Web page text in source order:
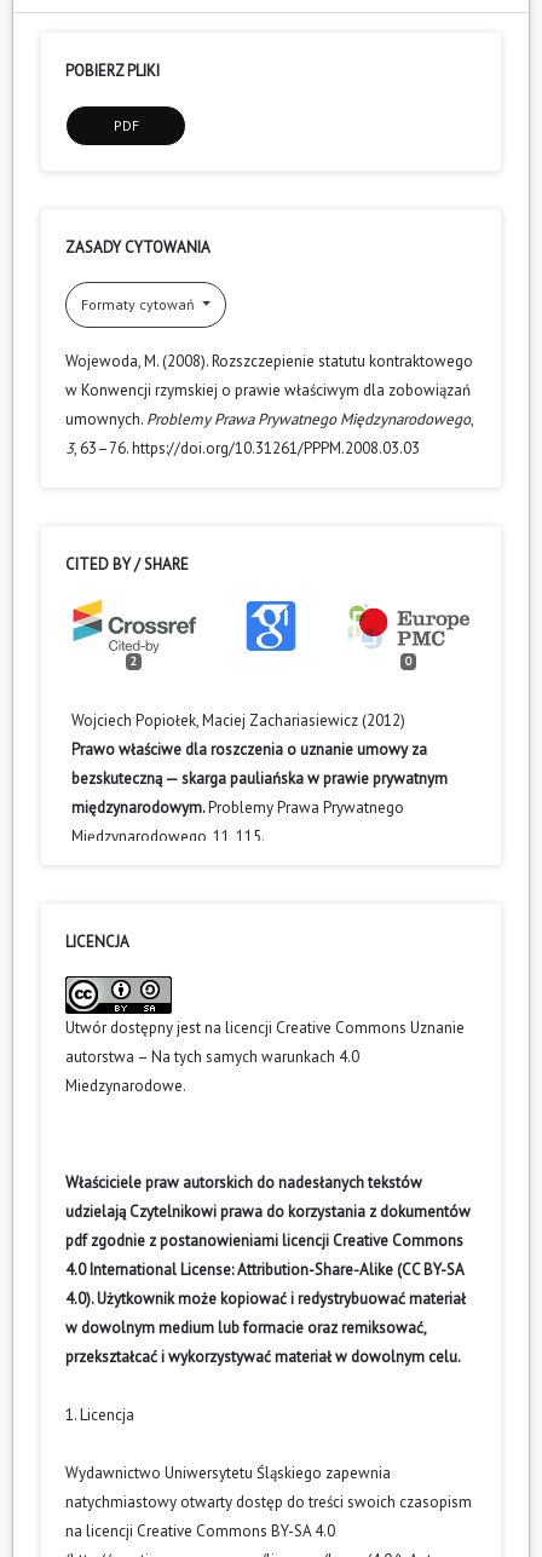
POBIERZ PLIKI
PDF
ZASADY CYTOWANIA
Formaty cytowań
Wojewoda, M. (2008). Rozszczepienie statutu kontraktowego
w Konwencji rzymskiej o prawie właściwym dla zobowiązań
umownych. Problemy Prawa Prywatnego Międzynarodowego,
3, 63–76. https://doi.org/10.31261/PPPM.2008.03.03
CITED BY / SHARE
2 0
Wojciech Popiołek, Maciej Zachariasiewicz (2012)
Prawo właściwe dla roszczenia o uznanie umowy za
bezskuteczną — skarga pauliańska w prawie prywatnym
międzynarodowym.Problemy Prawa Prywatnego
Międzynarodowego, 11 115.
Prawo właściwe, w razie braku wyboru prawa, dla umowy
rozporządzenia Rzym I.
Międzynarodowego,10,137.
10.31261/PPPM.2012.10.07
LICENCJA
Utwór dostępny jest na licencji Creative Commons Uznanie
autorstwa – Na tych samych warunkach 4.0
Miedzynarodowe.
Właściciele praw autorskich do nadesłanych tekstów
udzielają Czytelnikowi prawa do korzystania z dokumentów
pdf zgodnie z postanowieniami licencji Creative Commons
4.0 International License: Attribution-Share-Alike (CC BY-SA
4.0). Użytkownik może kopiować i redystrybuować materiał
w dowolnym medium lub formacie oraz remiksować,
przekształcać i wykorzystywać materiał w dowolnym celu.
1. Licencja
Wydawnictwo Uniwersytetu Śląskiego zapewnia
natychmiastowy otwarty dostęp do treści swoich czasopism
na licencji Creative Commons BY-SA 4.0